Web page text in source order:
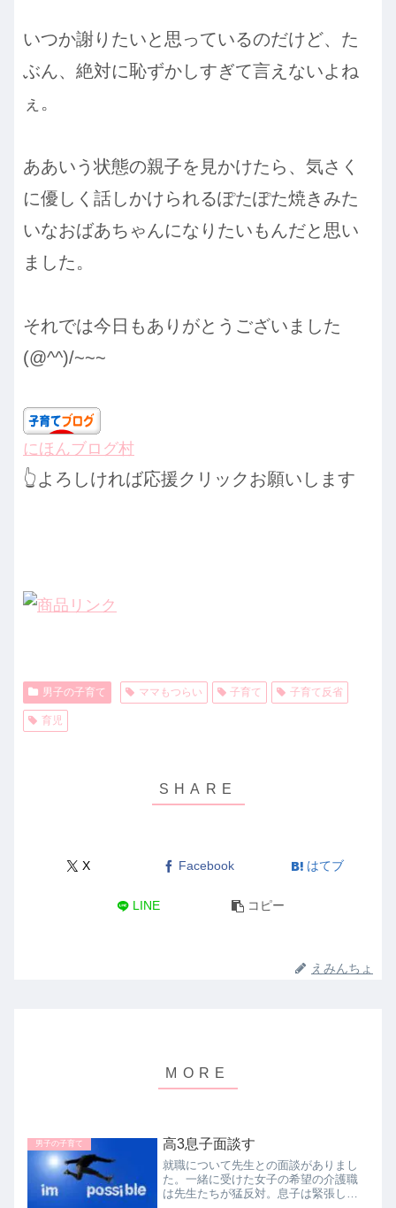
いつか謝りたいと思っているのだけど、た
ぶん、絶対に恥ずかしすぎて言えないよね
ぇ。
ああいう状態の親子を見かけたら、気さく
に優しく話しかけられるぽたぽた焼きみた
いなおばあちゃんになりたいもんだと思い
ました。
それでは今日もありがとうございました
(@^^)/~~~
にほんブログ村
👆よろしければ応援クリックお願いします
男子の子育て ママもつらい 子育て 子育て反省
育児
X Facebook はてブ
LINE コピー
えみんちょ
男子の子育て 高3息子面談す
就職について先生との面談がありまし
た。一緒に受けた女子の希望の介護職
は先生たちが猛反対。息子は緊張した